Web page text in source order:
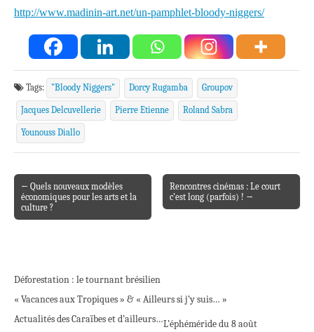
http://www.madinin-art.net/un-pamphlet-bloody-niggers/
Tags: "Bloody Niggers" Dorcy Rugamba Groupov
Jacques Delcuvellerie Pierre Etienne Roland Sabra
Younouss Diallo
Post navigation
← Quels nouveaux modèles
économiques pour les arts et la
culture ?
Rencontres cinémas : Le court
c’est long (parfois) ! →
Déforestation : le tournant brésilien
« Vacances aux Tropiques » & « Ailleurs si j’y suis… »
Actualités des Caraïbes et d’ailleurs…L’éphéméride du 8 août